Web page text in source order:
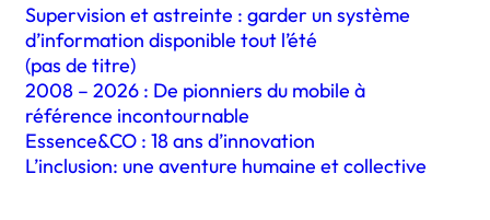
Supervision et astreinte : garder un système
d’information disponible tout l’été
(pas de titre)
2008 – 2026 : De pionniers du mobile à
référence incontournable
Essence&CO : 18 ans d’innovation
L’inclusion: une aventure humaine et collective